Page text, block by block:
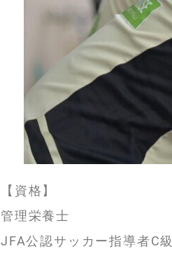
【資格】
管理栄養士
JFA公認サッカー指導者C級